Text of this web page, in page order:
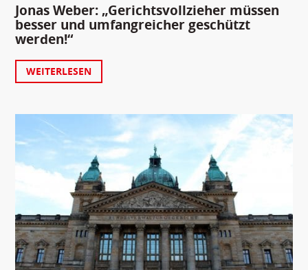
Jonas Weber: „Gerichtsvollzieher müssen
besser und umfangreicher geschützt
werden!“
WEITERLESEN